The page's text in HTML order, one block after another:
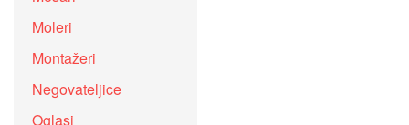
Moleri
Montažeri
Negovateljice
Oglasi